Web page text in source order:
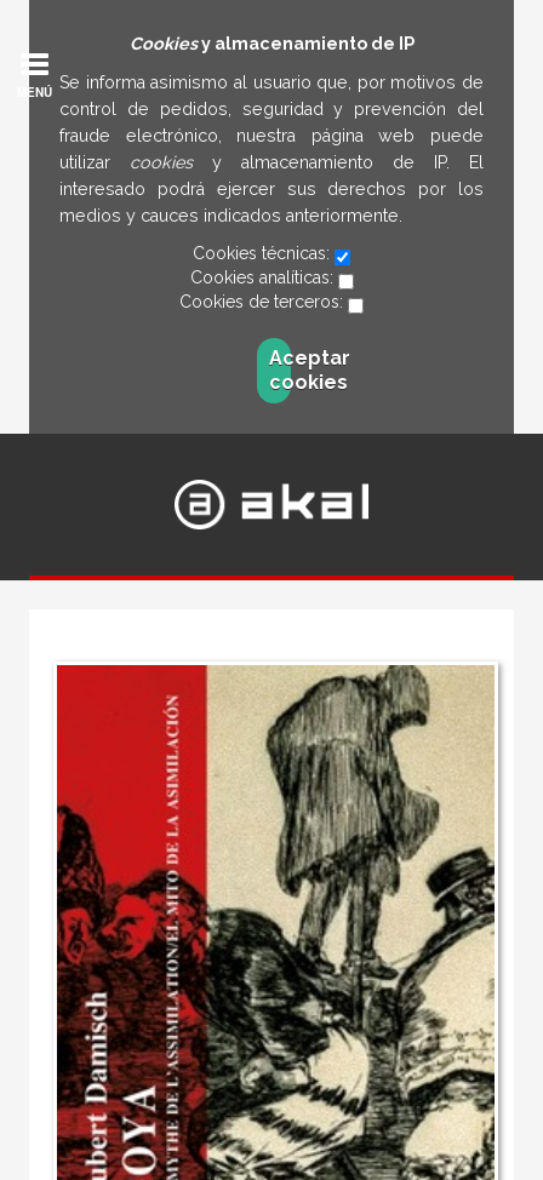
Cookiesy almacenamiento de IP
Se informa asimismo al usuario que, por motivos de
control de pedidos, seguridad y prevención del
fraude electrónico, nuestra página web puede
utilizar cookies y almacenamiento de IP. El
interesado podrá ejercer sus derechos por los
medios y cauces indicados anteriormente.
Cookies técnicas:
Cookies analíticas:
Cookies de terceros:
Aceptar
cookies
MENÚ